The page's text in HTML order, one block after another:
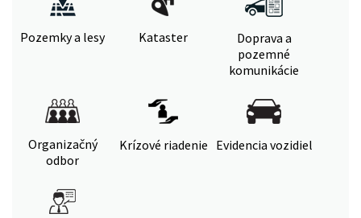
Pozemky a lesy Kataster
Doprava a
pozemné
komunikácie
Organizačný
odbor
Krízové riadenie Evidencia vozidiel